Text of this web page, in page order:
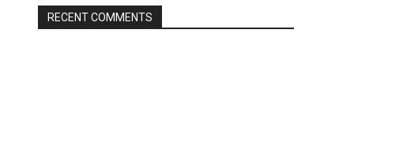
RECENT COMMENTS